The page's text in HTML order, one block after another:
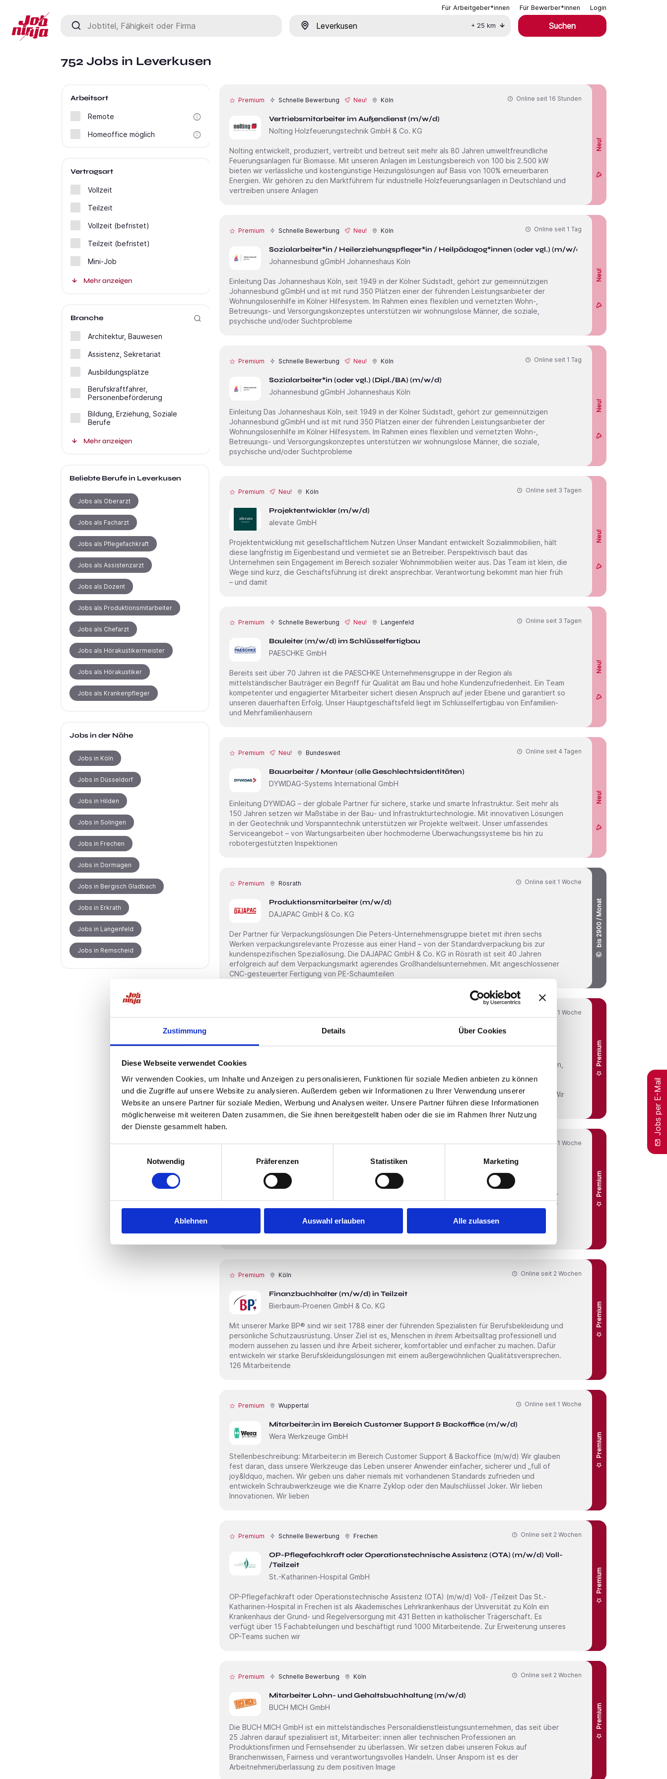
Zustimmung Details Über Cookies
Diese Webseite verwendet Cookies
Wir verwenden Cookies, um Inhalte und Anzeigen zu personalisieren, Funktionen für soziale Medien anbieten zu können
und die Zugriffe auf unsere Website zu analysieren. Außerdem geben wir Informationen zu Ihrer Verwendung unserer
Website an unsere Partner für soziale Medien, Werbung und Analysen weiter. Unsere Partner führen diese Informationen
möglicherweise mit weiteren Daten zusammen, die Sie ihnen bereitgestellt haben oder die sie im Rahmen Ihrer Nutzung
der Dienste gesammelt haben.
Notwendig
Präferenzen Statistiken Marketing
Ablehnen Auswahl erlauben Alle zulassen
Für Arbeitgeber*innen Für Bewerber*innen Login
Jobtitel, Fähigkeit oder Firma
+ 25 km Suchen
752 Jobs in Leverkusen
Premium Schnelle Bewerbung Neu! Köln
Vertriebsmitarbeiter im Außendienst (m/w/d)
Nolting Holzfeuerungstechnik GmbH & Co. KG
Neu!
Online seit 16 Stunden
Nolting entwickelt, produziert, vertreibt und betreut seit mehr als 80 Jahren umweltfreundliche
Feuerungsanlagen für Biomasse. Mit unseren Anlagen im Leistungsbereich von 100 bis 2.500 kW
bieten wir verlässliche und kostengünstige Heizungslösungen auf Basis von 100% erneuerbaren
Energien. Wir gehören zu den Marktführern für industrielle Holzfeuerungsanlagen in Deutschland und
vertreiben unsere Anlagen
Premium Schnelle Bewerbung Neu! Köln
Sozialarbeiter*in / Heilerziehungspfleger*in / Heilpädagog*innen (oder vgl.) (m/w/d)
Johannesbund gGmbH Johanneshaus Köln
Neu!
Online seit 1 Tag
Einleitung Das Johanneshaus Köln, seit 1949 in der Kölner Südstadt, gehört zur gemeinnützigen
Johannesbund gGmbH und ist mit rund 350 Plätzen einer der führenden Leistungsanbieter der
Wohnungslosenhilfe im Kölner Hilfesystem. Im Rahmen eines flexiblen und vernetzten Wohn-,
Betreuungs- und Versorgungskonzeptes unterstützen wir wohnungslose Männer, die soziale,
psychische und/oder Suchtprobleme
Premium Schnelle Bewerbung Neu! Köln
Sozialarbeiter*in (oder vgl.) (Dipl./BA) (m/w/d)
Johannesbund gGmbH Johanneshaus Köln
Neu!
Online seit 1 Tag
Einleitung Das Johanneshaus Köln, seit 1949 in der Kölner Südstadt, gehört zur gemeinnützigen
Johannesbund gGmbH und ist mit rund 350 Plätzen einer der führenden Leistungsanbieter der
Wohnungslosenhilfe im Kölner Hilfesystem. Im Rahmen eines flexiblen und vernetzten Wohn-,
Betreuungs- und Versorgungskonzeptes unterstützen wir wohnungslose Männer, die soziale,
psychische und/oder Suchtprobleme
Premium Neu! Köln
Projektentwickler (m/w/d)
alevate GmbH
Neu!
Online seit 3 Tagen
Projektentwicklung mit gesellschaftlichem Nutzen Unser Mandant entwickelt Sozialimmobilien, hält
diese langfristig im Eigenbestand und vermietet sie an Betreiber. Perspektivisch baut das
Unternehmen sein Engagement im Bereich sozialer Wohnimmobilien weiter aus. Das Team ist klein, die
Wege sind kurz, die Geschäftsführung ist direkt ansprechbar. Verantwortung bekommt man hier früh
– und damit
Premium Schnelle Bewerbung Neu! Langenfeld
Bauleiter (m/w/d) im Schlüsselfertigbau
PAESCHKE GmbH
Neu!
Online seit 3 Tagen
Bereits seit über 70 Jahren ist die PAESCHKE Unternehmensgruppe in der Region als
mittelständischer Bauträger ein Begriff für Qualität am Bau und hohe Kundenzufriedenheit. Ein Team
kompetenter und engagierter Mitarbeiter sichert diesen Anspruch auf jeder Ebene und garantiert so
unseren dauerhaften Erfolg. Unser Hauptgeschäftsfeld liegt im Schlüsselfertigbau von Einfamilien-
und Mehrfamilienhäusern
Premium Neu! Bundesweit
Bauarbeiter / Monteur (alle Geschlechtsidentitäten)
DYWIDAG-Systems International GmbH
Neu!
Online seit 4 Tagen
Einleitung DYWIDAG – der globale Partner für sichere, starke und smarte Infrastruktur. Seit mehr als
150 Jahren setzen wir Maßstäbe in der Bau- und Infrastrukturtechnologie. Mit innovativen Lösungen
in der Geotechnik und Vorspanntechnik unterstützen wir Projekte weltweit. Unser umfassendes
Serviceangebot – von Wartungsarbeiten über hochmoderne Überwachungssysteme bis hin zu
robotergestützten Inspektionen
Premium Rösrath
Produktionsmitarbeiter (m/w/d)
DAJAPAC GmbH & Co. KG
bis 2900 / Monat
Online seit 1 Woche
Der Partner für Verpackungslösungen Die Peters-Unternehmensgruppe bietet mit ihren sechs
Werken verpackungsrelevante Prozesse aus einer Hand – von der Standardverpackung bis zur
kundenspezifischen Speziallösung. Die DAJAPAC GmbH & Co. KG in Rösrath ist seit 40 Jahren
erfolgreich auf dem Verpackungsmarkt agierendes Großhandelsunternehmen. Mit angeschlossener
CNC-gesteuerter Fertigung von PE-Schaumteilen
Mitarbeiter:in E-Commerce & Tool Rebel Shop (m/w/d)
Wera Werkzeuge GmbH
Premium
1 Woche
Stellenbeschreibung: Mitarbeiter:in E-Commerce & Tool Rebel Shop (m/w/d) Wir glauben fest daran,
dass unsere Werkzeuge das Leben unserer Anwender einfacher, sicherer und "full of joy" machen.
Wir geben uns daher niemals mit vorhandenen Standards zufrieden und entwickeln
Schraubwerkzeuge wie die Knarre Zyklop oder den Maulschlüssel Joker. Wir lieben Innovationen. Wir
lieben Design. Wir lieben
Premium Köln
Assistenz der Hausleitung (m/w/d) - Köln
McDonald's Kinderhilfe Stiftung
Premium
Online seit1 Woche
Sinn für das Wesentliche: Menschen in schwierigen Zeiten beizustehen. Werden Sie Teil dieser
Aufgabe! Assistenz
Premium Köln
Finanzbuchhalter (m/w/d) in Teilzeit
Bierbaum-Proenen GmbH & Co. KG
Premium
Online seit 2 Wochen
Mit unserer Marke BP® sind wir seit 1788 einer der führenden Spezialisten für Berufsbekleidung und
persönliche Schutzausrüstung. Unser Ziel ist es, Menschen in ihrem Arbeitsalltag professionell und
modern aussehen zu lassen und ihre Arbeit sicherer, komfortabler und einfacher zu machen. Dafür
entwickeln wir starke Berufskleidungslösungen mit einem außergewöhnlichen Qualitätsversprechen.
126 Mitarbeitende
Premium Wuppertal
Mitarbeiter:in im Bereich Customer Support & Backoffice (m/w/d)
Wera Werkzeuge GmbH
Premium
Online seit 1 Woche
Stellenbeschreibung: Mitarbeiter:in im Bereich Customer Support & Backoffice (m/w/d) Wir glauben
fest daran, dass unsere Werkzeuge das Leben unserer Anwender einfacher, sicherer und „full of
joy&ldquo, machen. Wir geben uns daher niemals mit vorhandenen Standards zufrieden und
entwickeln Schraubwerkzeuge wie die Knarre Zyklop oder den Maulschlüssel Joker. Wir lieben
Innovationen. Wir lieben
Premium Schnelle Bewerbung Frechen
OP-Pflegefachkraft oder Operationstechnische Assistenz (OTA) (m/w/d) Voll-
/Teilzeit
St.-Katharinen-Hospital GmbH
Premium
Online seit 2 Wochen
OP-Pflegefachkraft oder Operationstechnische Assistenz (OTA) (m/w/d) Voll- /Teilzeit Das St.-
Katharinen-Hospital in Frechen ist als Akademisches Lehrkrankenhaus der Universität zu Köln ein
Krankenhaus der Grund- und Regelversorgung mit 431 Betten in katholischer Trägerschaft. Es
verfügt über 15 Fachabteilungen und beschäftigt rund 1000 Mitarbeitende. Zur Erweiterung unseres
OP-Teams suchen wir
Premium Schnelle Bewerbung Köln
Mitarbeiter Lohn- und Gehaltsbuchhaltung (m/w/d)
BUCH MICH GmbH
Premium
Online seit 2 Wochen
Die BUCH MICH GmbH ist ein mittelständisches Personaldienstleistungsunternehmen, das seit über
25 Jahren darauf spezialisiert ist, Mitarbeiter: innen aller technischen Professionen an
Produktionsfirmen und Fernsehsender zu überlassen. Wir setzen dabei unseren Fokus auf
Branchenwissen, Fairness und verantwortungsvolles Handeln. Unser Ansporn ist es der
Arbeitnehmerüberlassung zu dem positiven Image
Arbeitsort
Remote
Homeoffice möglich
Vertragsart
Vollzeit
Teilzeit
Vollzeit (befristet)
Teilzeit (befristet)
Mini-Job
Mehr anzeigen
Branche
Architektur, Bauwesen
Assistenz, Sekretariat
Ausbildungsplätze
Berufskraftfahrer,
Personenbeförderung
Bildung, Erziehung, Soziale
Berufe
Mehr anzeigen
Beliebte Berufein Leverkusen
Jobs als Oberarzt
Jobs als Facharzt
Jobs als Pflegefachkraft
Jobs als Assistenzarzt
Jobs als Dozent
Jobs als Produktionsmitarbeiter
Jobs als Chefarzt
Jobs als Hörakustikermeister
Jobs als Hörakustiker
Jobs als Krankenpfleger
Jobs in der Nähe
Jobs in Köln
Jobs in Düsseldorf
Jobs in Hilden
Jobs in Solingen
Jobs in Frechen
Jobs in Dormagen
Jobs in Bergisch Gladbach
Jobs in Erkrath
Jobs in Langenfeld
Jobs in Remscheid
Jobs per E-Mail